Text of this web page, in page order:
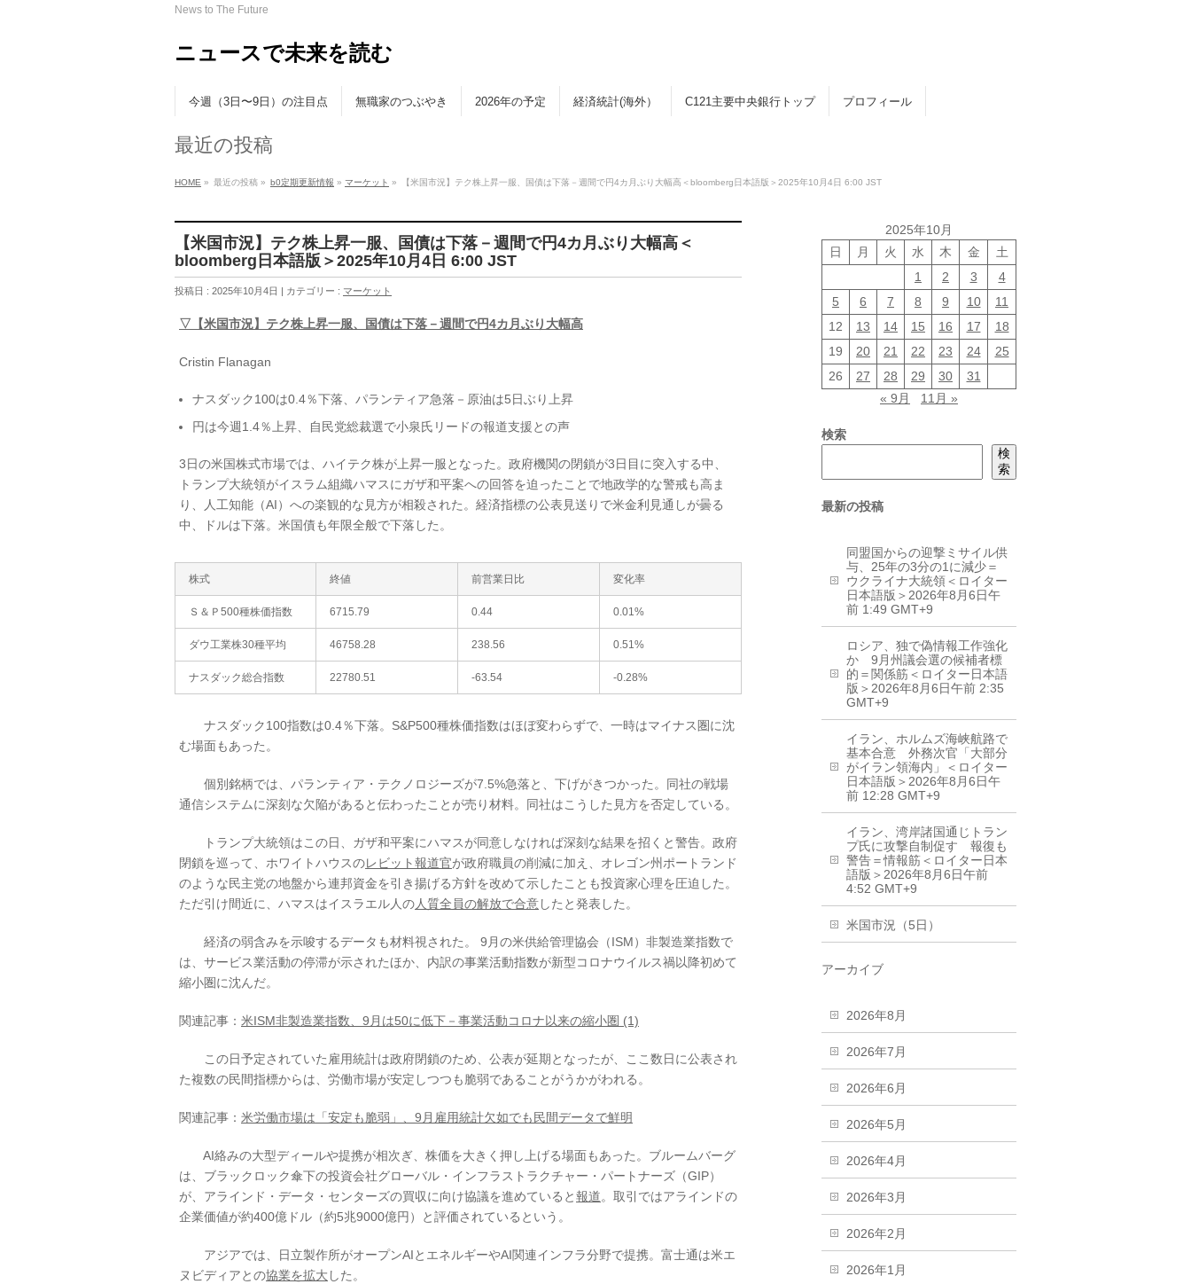
News to The Future
ニュースで未来を読む
今週（3日〜9日）の注目点 無職家のつぶやき 2026年の予定 経済統計(海外） C121主要中央銀行トップ プロフィール
最近の投稿
HOME » 最近の投稿 » b0定期更新情報 » マーケット » 【米国市況】テク株上昇一服、国債は下落－週間で円4カ月ぶり大幅高＜bloomberg日本語版＞2025年10月4日 6:00 JST
【米国市況】テク株上昇一服、国債は下落－週間で円4カ月ぶり大幅高＜
bloomberg日本語版＞2025年10月4日 6:00 JST
投稿日 : 2025年10月4日 | カテゴリー : マーケット
▽【米国市況】テク株上昇一服、国債は下落－週間で円4カ月ぶり大幅高
Cristin Flanagan
ナスダック100は0.4％下落、パランティア急落－原油は5日ぶり上昇
円は今週1.4％上昇、自民党総裁選で小泉氏リードの報道支援との声
3日の米国株式市場では、ハイテク株が上昇一服となった。政府機関の閉鎖が3日目に突入する中、
トランプ大統領がイスラム組織ハマスにガザ和平案への回答を迫ったことで地政学的な警戒も高ま
り、人工知能（AI）への楽観的な見方が相殺された。経済指標の公表見送りで米金利見通しが曇る
中、ドルは下落。米国債も年限全般で下落した。
株式 終値 前営業日比 変化率
Ｓ＆Ｐ500種株価指数 6715.79 0.44 0.01%
ダウ工業株30種平均 46758.28 238.56 0.51%
ナスダック総合指数 22780.51 -63.54 -0.28%
ナスダック100指数は0.4％下落。S&P500種株価指数はほぼ変わらずで、一時はマイナス圏に沈
む場面もあった。
個別銘柄では、パランティア・テクノロジーズが7.5%急落と、下げがきつかった。同社の戦場
通信システムに深刻な欠陥があると伝わったことが売り材料。同社はこうした見方を否定している。
トランプ大統領はこの日、ガザ和平案にハマスが同意しなければ深刻な結果を招くと警告。政府
閉鎖を巡って、ホワイトハウスのレビット報道官が政府職員の削減に加え、オレゴン州ポートランド
のような民主党の地盤から連邦資金を引き揚げる方針を改めて示したことも投資家心理を圧迫した。
ただ引け間近に、ハマスはイスラエル人の人質全員の解放で合意したと発表した。
経済の弱含みを示唆するデータも材料視された。 9月の米供給管理協会（ISM）非製造業指数で
は、サービス業活動の停滞が示されたほか、内訳の事業活動指数が新型コロナウイルス禍以降初めて
縮小圏に沈んだ。
関連記事： 米ISM非製造業指数、9月は50に低下－事業活動コロナ以来の縮小圏 (1)
この日予定されていた雇用統計は政府閉鎖のため、公表が延期となったが、ここ数日に公表され
た複数の民間指標からは、労働市場が安定しつつも脆弱であることがうかがわれる。
関連記事： 米労働市場は「安定も脆弱」、9月雇用統計欠如でも民間データで鮮明
AI絡みの大型ディールや提携が相次ぎ、株価を大きく押し上げる場面もあった。ブルームバーグ
は、ブラックロック傘下の投資会社グローバル・インフラストラクチャー・パートナーズ（GIP）
が、アラインド・データ・センターズの買収に向け協議を進めていると報道。取引ではアラインドの
企業価値が約400億ドル（約5兆9000億円）と評価されているという。
アジアでは、日立製作所がオープンAIとエネルギーやAI関連インフラ分野で提携。富士通は米エ
ヌビディアとの協業を拡大 した。
2025年10月
日
月 火 水 木 金
土
1
2 3
4
5
6 7 8 9 10
11
12
13 14 15 16 17
18
19
20 21 22 23 24
25
26
27 28 29 30
31
« 9月
11月 »
検索
検
索
最新の投稿
同盟国からの迎撃ミサイル供
与、25年の3分の1に減少＝
ウクライナ大統領＜ロイター
日本語版＞2026年8月6日午
前 1:49 GMT+9
ロシア、独で偽情報工作強化
か 9月州議会選の候補者標
的＝関係筋＜ロイター日本語
版＞2026年8月6日午前 2:35
GMT+9
イラン、ホルムズ海峡航路で
基本合意 外務次官「大部分
がイラン領海内」＜ロイター
日本語版＞2026年8月6日午
前 12:28 GMT+9
イラン、湾岸諸国通じトラン
プ氏に攻撃自制促す 報復も
警告＝情報筋＜ロイター日本
語版＞2026年8月6日午前
4:52 GMT+9
米国市況（5日）
アーカイブ
2026年8月
2026年7月
2026年6月
2026年5月
2026年4月
2026年3月
2026年2月
2026年1月